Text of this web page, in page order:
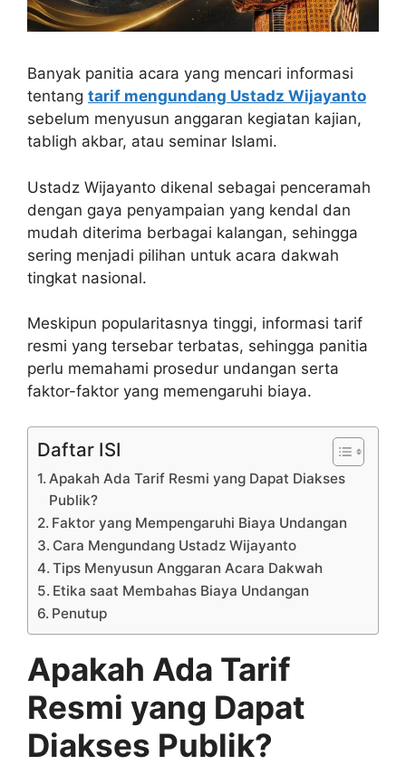
Banyak panitia acara yang mencari informasi
tentang tarif mengundang Ustadz Wijayanto
sebelum menyusun anggaran kegiatan kajian,
tabligh akbar, atau seminar Islami.
Ustadz Wijayanto dikenal sebagai penceramah
dengan gaya penyampaian yang kendal dan
mudah diterima berbagai kalangan, sehingga
sering menjadi pilihan untuk acara dakwah
tingkat nasional.
Meskipun popularitasnya tinggi, informasi tarif
resmi yang tersebar terbatas, sehingga panitia
perlu memahami prosedur undangan serta
faktor-faktor yang memengaruhi biaya.
Daftar ISI
Apakah Ada Tarif Resmi yang Dapat Diakses
Publik?
Faktor yang Mempengaruhi Biaya Undangan
Cara Mengundang Ustadz Wijayanto
Tips Menyusun Anggaran Acara Dakwah
Etika saat Membahas Biaya Undangan
Penutup
Apakah Ada Tarif
Resmi yang Dapat
Diakses Publik?